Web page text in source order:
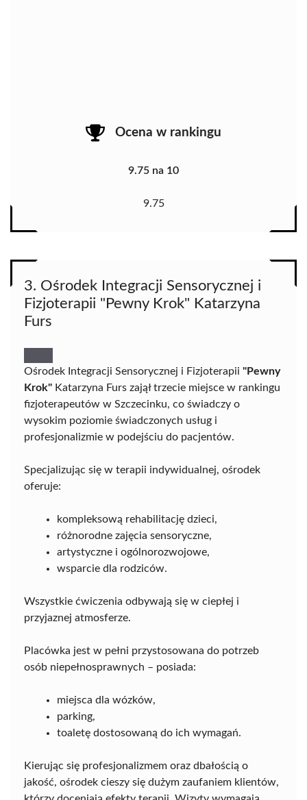
Ocena w rankingu
9.75 na 10
9.75
3. Ośrodek Integracji Sensorycznej i
Fizjoterapii "Pewny Krok" Katarzyna
Furs
Ośrodek Integracji Sensorycznej i Fizjoterapii "Pewny
Krok" Katarzyna Furs zajął trzecie miejsce w rankingu
fizjoterapeutów w Szczecinku, co świadczy o
wysokim poziomie świadczonych usług i
profesjonalizmie w podejściu do pacjentów.
Specjalizując się w terapii indywidualnej, ośrodek
oferuje:
kompleksową rehabilitację dzieci,
różnorodne zajęcia sensoryczne,
artystyczne i ogólnorozwojowe,
wsparcie dla rodziców.
Wszystkie ćwiczenia odbywają się w ciepłej i
przyjaznej atmosferze.
Placówka jest w pełni przystosowana do potrzeb
osób niepełnosprawnych – posiada:
miejsca dla wózków,
parking,
toaletę dostosowaną do ich wymagań.
Kierując się profesjonalizmem oraz dbałością o
jakość, ośrodek cieszy się dużym zaufaniem klientów,